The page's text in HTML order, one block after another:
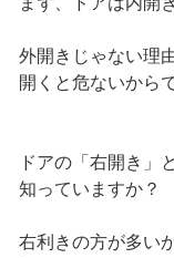
外開きじゃない理
開くと危ないから
ドアの「右開き」
知っていますか？
右利きの方が多い